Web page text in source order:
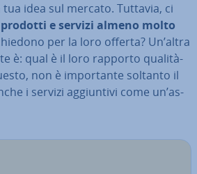
idea sul mercato. Tuttavia, ci
e servizi almeno molto
per la loro offerta? Un’altra
è: qual è il loro rapporto qualità-
non è im­por­tan­te soltanto il
i servizi ag­giun­ti­vi come un’as­